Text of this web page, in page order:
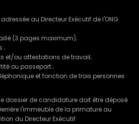
au Directeur Exécutif de l'ONG
(3 pages maximum);
;
et/ou attestations de travail;
ou passeport ;
et fonction de trois personnes
dossier de candidature doit être déposé
l'immeuble de la primature au
du Directeur Exécutif